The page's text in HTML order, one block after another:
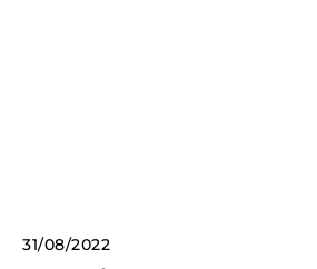
31/08/2022